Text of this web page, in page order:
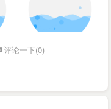
评论一下(0)